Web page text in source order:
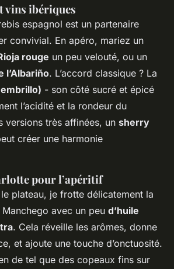
vins ibériques
espagnol est un partenaire
convivial. En apéro, mariez un
rouge un peu velouté, ou un
l’Albariño. L’accord classique ? La
- son côté sucré et épicé
l’acidité et la rondeur du
versions très affinées, un sherry
créer une harmonie
pour l’apéritif
plateau, je frotte délicatement la
Manchego avec un peu d’huile
. Cela réveille les arômes, donne
et ajoute une touche d’onctuosité.
de tel que des copeaux fins sur